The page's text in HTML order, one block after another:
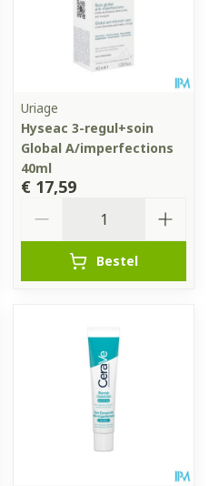
Uriage
Hyseac 3-regul+soin
Global A/imperfections
40ml
€ 17,59
Bestel